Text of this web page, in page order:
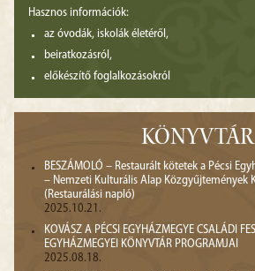
Hasznos információk:
az óvodák, iskolák életéről,
beiratkozásról,
előkészítő foglalkozásokról
KÖNYVTÁR
BESZÁMOLÓ – Restaurált kötetek a Pécsi
– Nemzeti Kulturális Alap Közgyűjtemények
(Restaurálási napló)
2025.10.21.
KOVÁSZ A PÉCSI EGYHÁZMEGYE CSALÁDI
EGYHÁZMEGYEI KÖNYVTÁR PROGRAMJAI
2025.08.18.